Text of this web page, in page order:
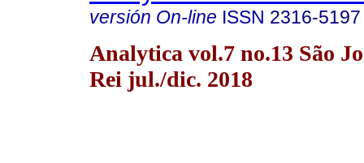
versión On-line ISSN 2316-5197
Analytica vol.7 no.13 São
Rei jul./dic. 2018